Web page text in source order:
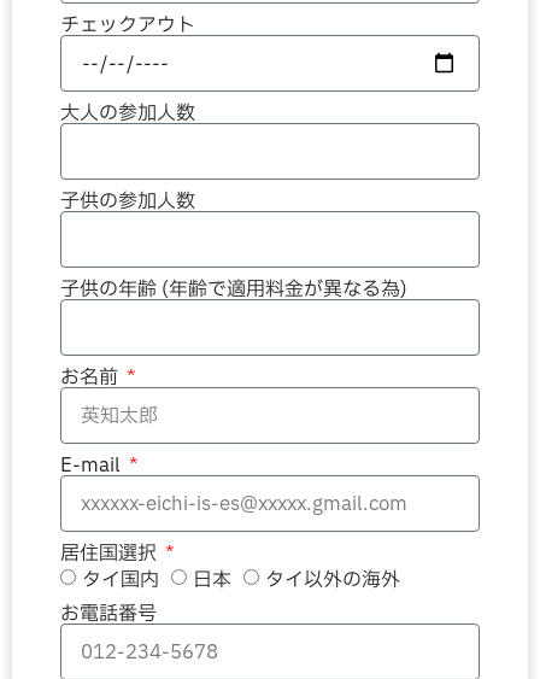
チェックアウト
大人の参加人数
子供の参加人数
子供の年齢 (年齢で適用料金が異なる為)
お名前
E-mail
居住国選択
タイ国内
日本
タイ以外の海外
お電話番号